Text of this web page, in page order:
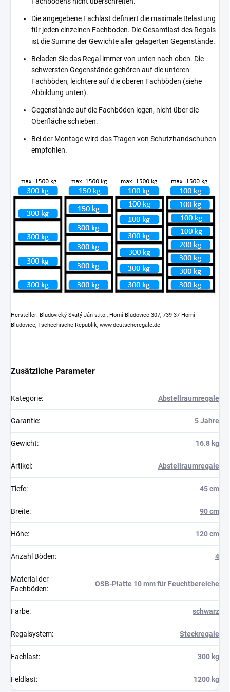
Die angegebene Fachlast definiert die maximale Belastung
für jeden einzelnen Fachboden. Die Gesamtlast des Regals
ist die Summe der Gewichte aller gelagerten Gegenstände.
Beladen Sie das Regal immer von unten nach oben. Die
schwersten Gegenstände gehören auf die unteren
Fachböden, leichtere auf die oberen Fachböden (siehe
Abbildung unten).
Gegenstände auf die Fachböden legen, nicht über die
Oberfläche schieben.
Bei der Montage wird das Tragen von Schutzhandschuhen
empfohlen.
Hersteller: Bludovický Svatý Ján s.r.o., Horní Bludovice 307, 739 37 Horní
Bludovice, Tschechische Republik, www.deutscheregale.de
Zusätzliche Parameter
Kategorie: Abstellraumregale
Garantie: 5 Jahre
Gewicht: 16.8 kg
Artikel : Abstellraumregale
Tiefe: 45 cm
Breite: 90 cm
Höhe: 120 cm
Anzahl Böden: 4
Material der
Fachböden:
OSB-Platte 10 mm für Feuchtbereiche
Farbe: schwarz
Regalsystem: Steckregale
Fachlast: 300 kg
Feldlast: 1200 kg